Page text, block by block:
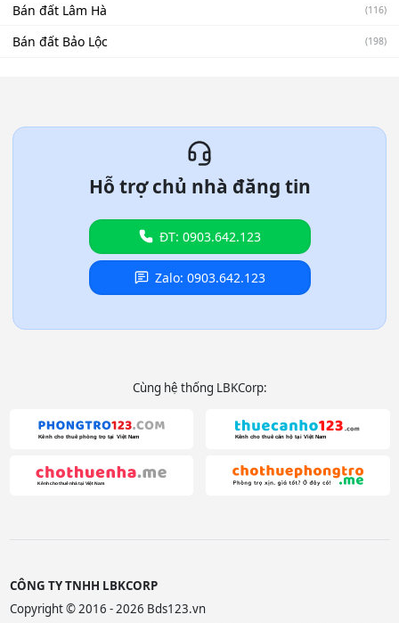
Bán đất Lâm Hà (116)
Bán đất Bảo Lộc (198)
Hỗ trợ chủ nhà đăng tin
ĐT: 0903.642.123
Zalo: 0903.642.123
Cùng hệ thống LBKCorp:
CÔNG TY TNHH LBKCORP
Copyright © 2016 - 2026 Bds123.vn